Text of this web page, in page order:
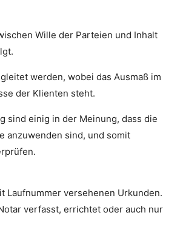
Wille der Parteien und Inhalt
werden, wobei das Ausmaß im
der Klienten steht.
sind einig in der Meinung, dass die
anzuwenden sind, und somit
Laufnummer versehenen Urkunden.
verfasst, errichtet oder auch nur